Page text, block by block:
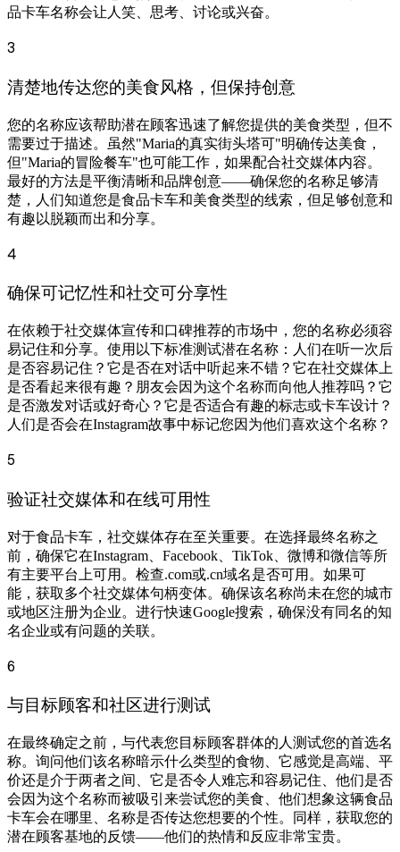
品卡车名称会让人笑、思考、讨论或兴奋。
3
清楚地传达您的美食风格，但保持创意
您的名称应该帮助潜在顾客迅速了解您提供的美食类型，但不
需要过于描述。虽然"Maria的真实街头塔可"明确传达美食，
但"Maria的冒险餐车"也可能工作，如果配合社交媒体内容。
最好的方法是平衡清晰和品牌创意——确保您的名称足够清
楚，人们知道您是食品卡车和美食类型的线索，但足够创意和
有趣以脱颖而出和分享。
4
确保可记忆性和社交可分享性
在依赖于社交媒体宣传和口碑推荐的市场中，您的名称必须容
易记住和分享。使用以下标准测试潜在名称：人们在听一次后
是否容易记住？它是否在对话中听起来不错？它在社交媒体上
是否看起来很有趣？朋友会因为这个名称而向他人推荐吗？它
是否激发对话或好奇心？它是否适合有趣的标志或卡车设计？
人们是否会在Instagram故事中标记您因为他们喜欢这个名称？
5
验证社交媒体和在线可用性
对于食品卡车，社交媒体存在至关重要。在选择最终名称之
前，确保它在Instagram、Facebook、TikTok、微博和微信等所
有主要平台上可用。检查.com或.cn域名是否可用。如果可
能，获取多个社交媒体句柄变体。确保该名称尚未在您的城市
或地区注册为企业。进行快速Google搜索，确保没有同名的知
名企业或有问题的关联。
6
与目标顾客和社区进行测试
在最终确定之前，与代表您目标顾客群体的人测试您的首选名
称。询问他们该名称暗示什么类型的食物、它感觉是高端、平
价还是介于两者之间、它是否令人难忘和容易记住、他们是否
会因为这个名称而被吸引来尝试您的美食、他们想象这辆食品
卡车会在哪里、名称是否传达您想要的个性。同样，获取您的
潜在顾客基地的反馈——他们的热情和反应非常宝贵。